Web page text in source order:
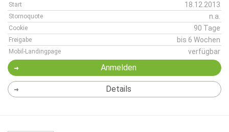
Start 18.12.2013
Stornoquote n.a.
Cookie 90 Tage
Freigabe bis 6 Wochen
Mobil-Landingpage verfügbar
Anmelden
Details